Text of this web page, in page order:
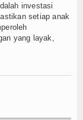
investasi
setiap anak
yang layak,